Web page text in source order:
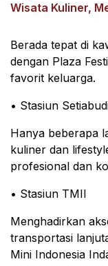
Wisata Kuliner,
Berada tepat di
dengan Plaza
favorit keluarga.
• Stasiun
Hanya beberapa
kuliner dan
profesional dan
• Stasiun TMII
Menghadirkan
transportasi
Mini Indonesia